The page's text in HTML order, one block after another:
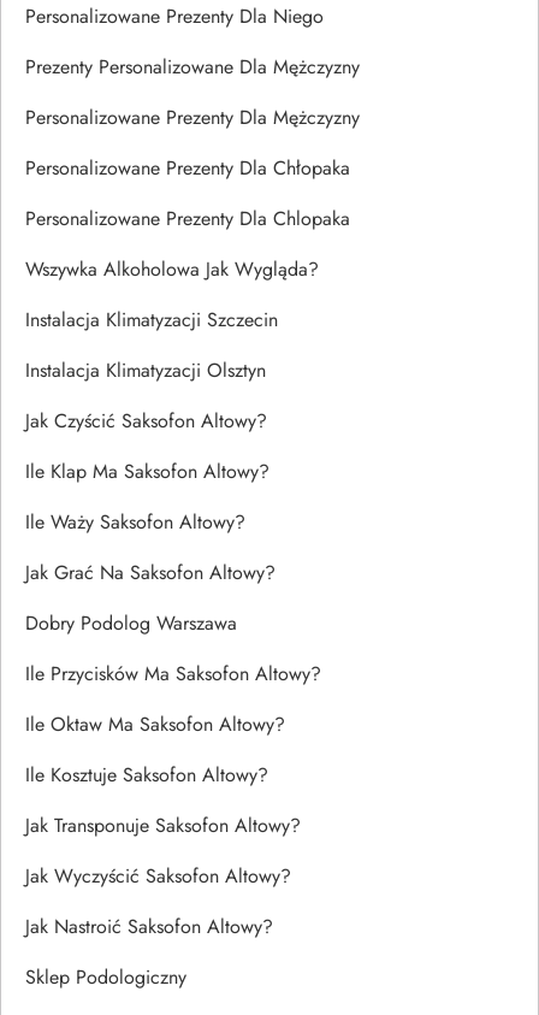
Personalizowane Prezenty Dla Niego
Prezenty Personalizowane Dla Mężczyzny
Personalizowane Prezenty Dla Mężczyzny
Personalizowane Prezenty Dla Chłopaka
Personalizowane Prezenty Dla Chlopaka
Wszywka Alkoholowa Jak Wygląda?
Instalacja Klimatyzacji Szczecin
Instalacja Klimatyzacji Olsztyn
Jak Czyścić Saksofon Altowy?
Ile Klap Ma Saksofon Altowy?
Ile Waży Saksofon Altowy?
Jak Grać Na Saksofon Altowy?
Dobry Podolog Warszawa
Ile Przycisków Ma Saksofon Altowy?
Ile Oktaw Ma Saksofon Altowy?
Ile Kosztuje Saksofon Altowy?
Jak Transponuje Saksofon Altowy?
Jak Wyczyścić Saksofon Altowy?
Jak Nastroić Saksofon Altowy?
Sklep Podologiczny